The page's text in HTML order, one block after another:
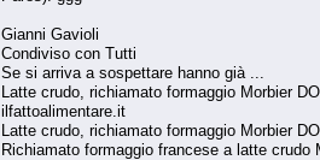
Gianni Gavioli
Condiviso con Tutti
Se si arriva a sospettare hanno già ...
Latte crudo, richiamato formaggio Morbier
ilfattoalimentare.it
Latte crudo, richiamato formaggio Morbier
Richiamato formaggio francese a latte